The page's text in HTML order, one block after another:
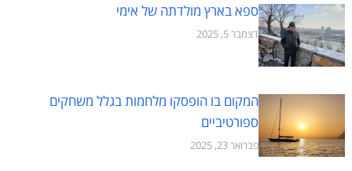
ספא בארץ מולדתה של אימי
דצמבר 5, 2025
המקום בו הופסקו מלחמות בגלל משחקים
ספורטיביים
פברואר 23, 2025